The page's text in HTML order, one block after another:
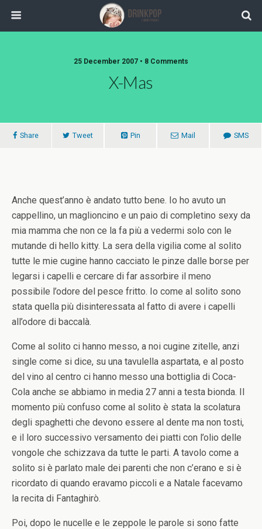
25 December 2007 • 8 Comments
X-Mas
Share Tweet Pin Mail SMS
Anche quest’anno è andato tutto bene. Io ho avuto un
cappellino, un maglioncino e un paio di completino sexy da
mia mamma che non ce la fa più a vedermi solo con le
mutande di hello kitty. La sera della vigilia come al solito
tutte le mie cugine hanno cacciato le pinze dalle borse per
legarsi i capelli e cercare di far assorbire il meno
possibile l’odore del pesce fritto. Io come al solito sono
stata quella più disinteressata al fatto di avere i capelli
all’odore di baccalà.
Come al solito ci hanno messo, a noi cugine zitelle, anzi
single come si dice, su una tavulella aspartata, e al posto
del vino al centro ci hanno messo una bottiglia di Coca-
Cola anche se abbiamo in media 27 anni a testa bionda. Il
momento più confuso come al solito è stata la scolatura
degli spaghetti che devono essere al dente ma non tosti,
e il loro successivo versamento dei piatti con l’olio delle
vongole che schizzava da tutte le parti. A tavolo come a
solito si è parlato male dei parenti che non c’erano e si è
ricordato di quando eravamo piccoli e a Natale facevamo
la recita di Fantaghirò.
Poi, dopo le nucelle e le zeppole le parole si sono fatte